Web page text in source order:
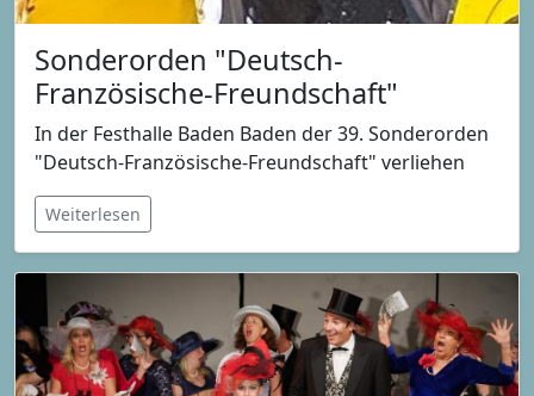
Sonderorden "Deutsch-
Französische-Freundschaft"
In der Festhalle Baden Baden der 39. Sonderorden
"Deutsch-Französische-Freundschaft" verliehen
Weiterlesen